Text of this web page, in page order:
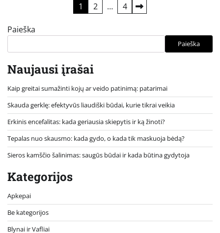
puslapiavimas
1 2 … 4
Paieška
Paieška
Naujausi įrašai
Kaip greitai sumažinti kojų ar veido patinimą: patarimai
Skauda gerklę: efektyvūs liaudiški būdai, kurie tikrai veikia
Erkinis encefalitas: kada geriausia skiepytis ir ką žinoti?
Tepalas nuo skausmo: kada gydo, o kada tik maskuoja bėdą?
Sieros kamščio šalinimas: saugūs būdai ir kada būtina gydytoja
Kategorijos
Apkepai
Be kategorijos
Blynai ir Vafliai